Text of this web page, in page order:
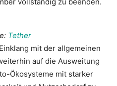
Tether
mit der allgemeinen
auf die Ausweitung
Ökosysteme mit starker